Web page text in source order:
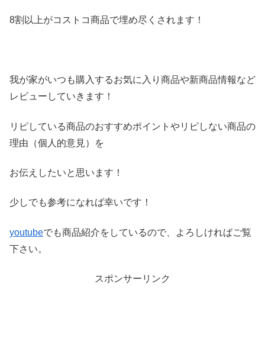
8割以上がコストコ商品で埋め尽くされます！
我が家がいつも購入するお気に入り商品や新商品情報など
レビ ューしていきます！
リピしている商品のおすすめポイントやリピしない商品の
理由（個人的意見）を
お伝えしたいと思います！
少しでも参考になれば幸いです！
youtubeでも商品紹介をしているので、よろしければご覧
下さい。
スポンサーリンク